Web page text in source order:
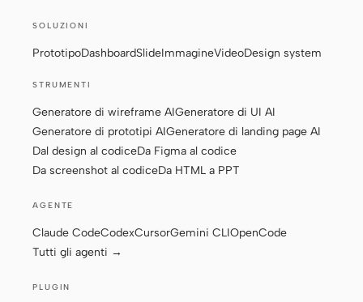
Video
RUOLI
Solo builder
Ingegneria Product Manager
Marketing
Generatore di wireframe
AI
Generatore di prototipi
SOLUZIONI
PrototipoDashboardSlideImmagineVideoDesign system
STRUMENTI
Generatore di wireframe AIGeneratore di UI AI
Generatore di prototipi AIGeneratore di landing page AI
Dal design al codiceDa Figma al codice
Da screenshot al codiceDa HTML a PPT
AGENTE
Claude CodeCodexCursorGemini CLIOpenCode
Tutti gli agenti →
PLUGIN